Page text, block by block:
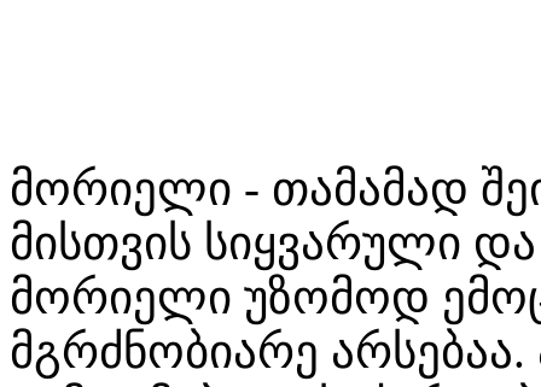
მორიელი - თამამად
მისთვის სიყვარული და
მორიელი უზომოდ
მგრძნობიარე